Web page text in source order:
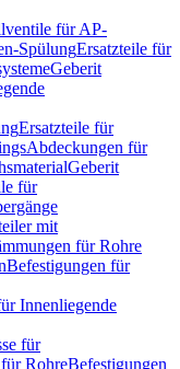
für AP-
SpülungErsatzteile für
Geberit
Ersatzteile für
Abdeckungen für
Geberit
für
mit
für Rohre
Befestigungen für
Innenliegende
für
RohreBefestigungen